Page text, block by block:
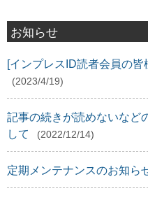
お知らせ
[インプレスID読者会員の
(2023/4/19)
記事の続きが読めないなど
して
(2022/12/14)
定期メンテナンスのお知ら